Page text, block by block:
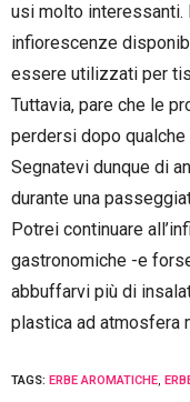
usi molto interessanti.
infiorescenze
essere utilizzati per
Tuttavia, pare che le
perdersi dopo
Segnatevi dunque di
durante una
Potrei continuare
gastronomiche -e
abbuffarvi più di
plastica ad atmosfera
TAGS: ERBE AROMATICHE,